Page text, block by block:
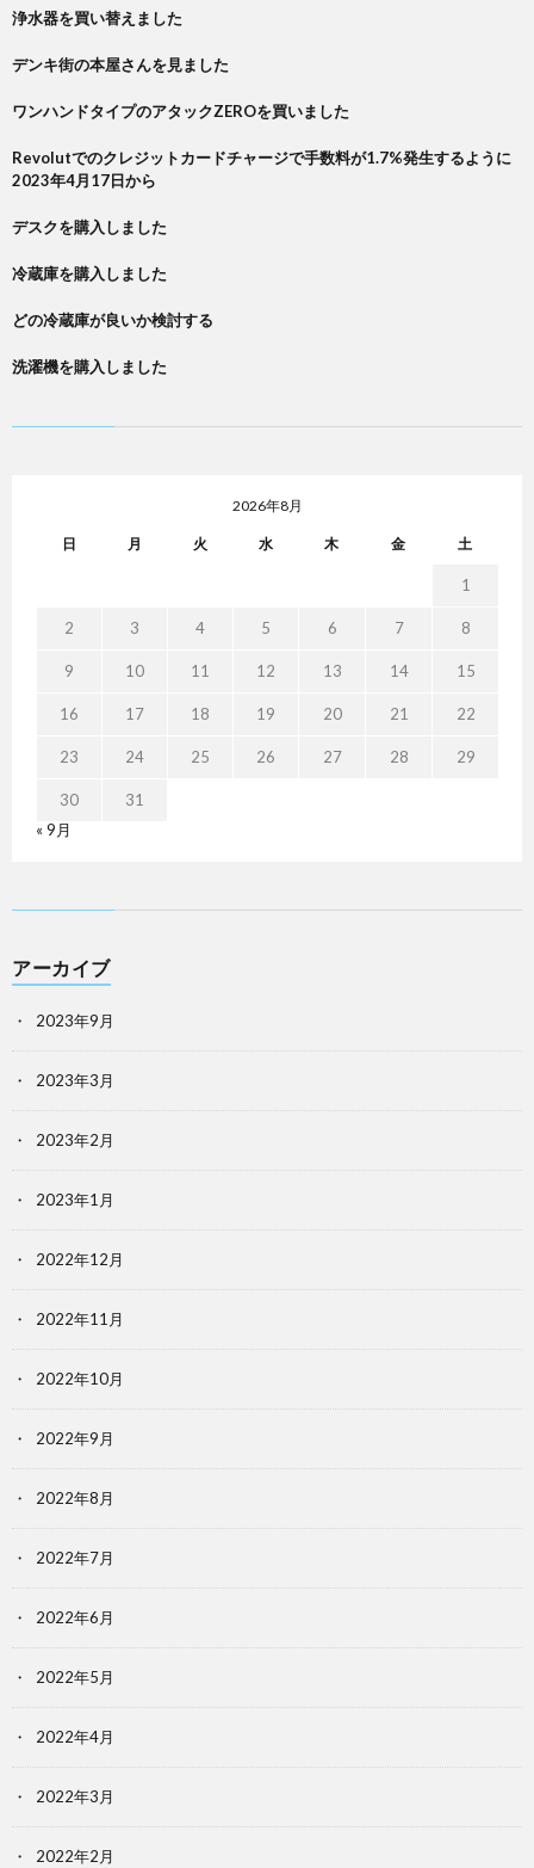
浄水器を買い替えました
デンキ街の本屋さんを見ました
ワンハンドタイプのアタックZEROを買いました
Revolutでのクレジットカードチャージで手数料が1.7%発生するように
2023年4月17日から
デスクを購入しました
冷蔵庫を購入しました
どの冷蔵庫が良いか検討する
洗濯機を購入しました
2026年8月
日 月 火 水 木 金 土
1
2 3 4 5 6 7 8
9 10 11 12 13 14 15
16 17 18 19 20 21 22
23 24 25 26 27 28 29
30
31
« 9月
アーカイブ
2023年9月
2023年3月
2023年2月
2023年1月
2022年12月
2022年11月
2022年10月
2022年9月
2022年8月
2022年7月
2022年6月
2022年5月
2022年4月
2022年3月
2022年2月